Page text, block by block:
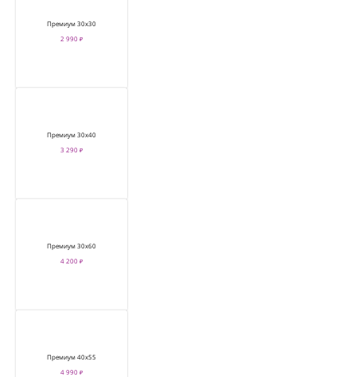
Премиум 30х30
2 990 ₽
Премиум 30х40
3 290 ₽
Премиум 30х60
4 200 ₽
Премиум 40х55
4 990 ₽